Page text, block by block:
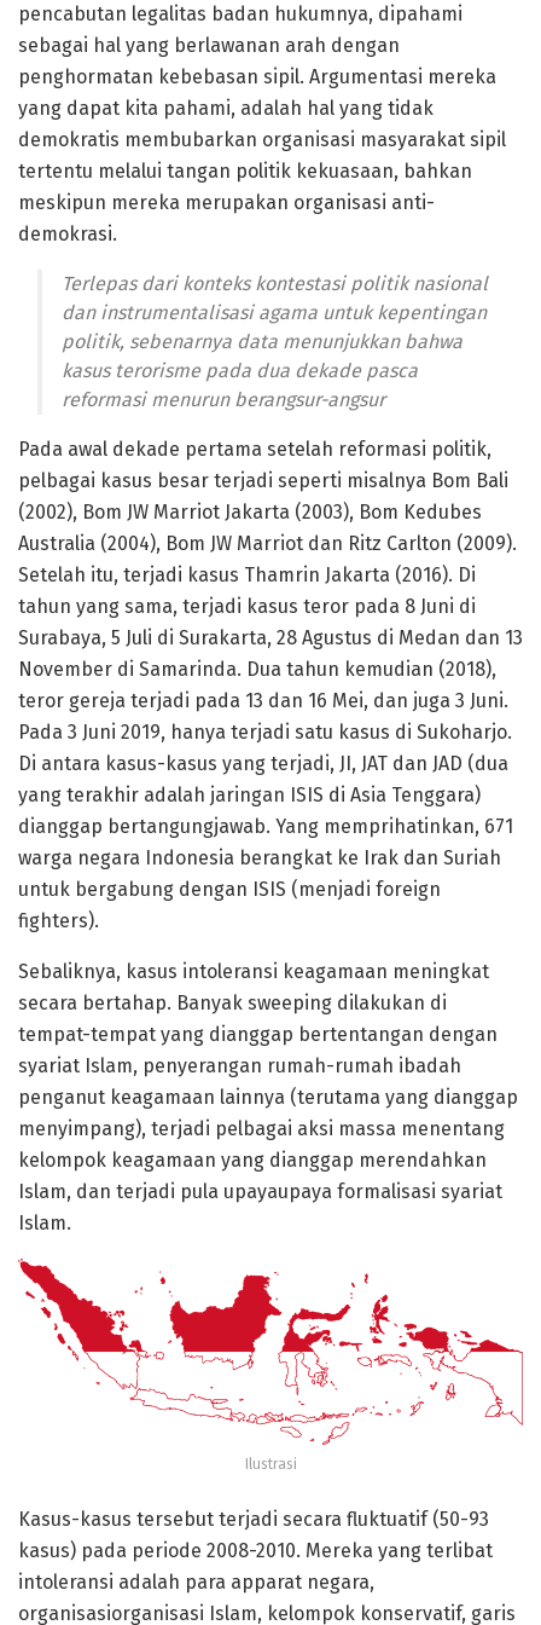
pencabutan legalitas badan hukumnya, dipahami
sebagai hal yang berlawanan arah dengan
penghormatan kebebasan sipil. Argumentasi mereka
yang dapat kita pahami, adalah hal yang tidak
demokratis membubarkan organisasi masyarakat sipil
tertentu melalui tangan politik kekuasaan, bahkan
meskipun mereka merupakan organisasi anti-
demokrasi.
Terlepas dari konteks kontestasi politik nasional
dan instrumentalisasi agama untuk kepentingan
politik, sebenarnya data menunjukkan bahwa
kasus terorisme pada dua dekade pasca
reformasi menurun berangsur-angsur
Pada awal dekade pertama setelah reformasi politik,
pelbagai kasus besar terjadi seperti misalnya Bom Bali
(2002), Bom JW Marriot Jakarta (2003), Bom Kedubes
Australia (2004), Bom JW Marriot dan Ritz Carlton (2009).
Setelah itu, terjadi kasus Thamrin Jakarta (2016). Di
tahun yang sama, terjadi kasus teror pada 8 Juni di
Surabaya, 5 Juli di Surakarta, 28 Agustus di Medan dan 13
November di Samarinda. Dua tahun kemudian (2018),
teror gereja terjadi pada 13 dan 16 Mei, dan juga 3 Juni.
Pada 3 Juni 2019, hanya terjadi satu kasus di Sukoharjo.
Di antara kasus-kasus yang terjadi, JI, JAT dan JAD (dua
yang terakhir adalah jaringan ISIS di Asia Tenggara)
dianggap bertangungjawab. Yang memprihatinkan, 671
warga negara Indonesia berangkat ke Irak dan Suriah
untuk bergabung dengan ISIS (menjadi foreign
fighters).
Sebaliknya, kasus intoleransi keagamaan meningkat
secara bertahap. Banyak sweeping dilakukan di
tempat-tempat yang dianggap bertentangan dengan
syariat Islam, penyerangan rumah-rumah ibadah
penganut keagamaan lainnya (terutama yang dianggap
menyimpang), terjadi pelbagai aksi massa menentang
kelompok keagamaan yang dianggap merendahkan
Islam, dan terjadi pula upayaupaya formalisasi syariat
Islam.
Ilustrasi
Kasus-kasus tersebut terjadi secara fluktuatif (50-93
kasus) pada periode 2008-2010. Mereka yang terlibat
intoleransi adalah para apparat negara,
organisasiorganisasi Islam, kelompok konservatif, garis